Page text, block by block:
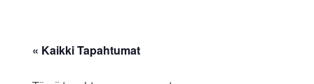
Ry
vuonna
« Kaikki Tapahtumat